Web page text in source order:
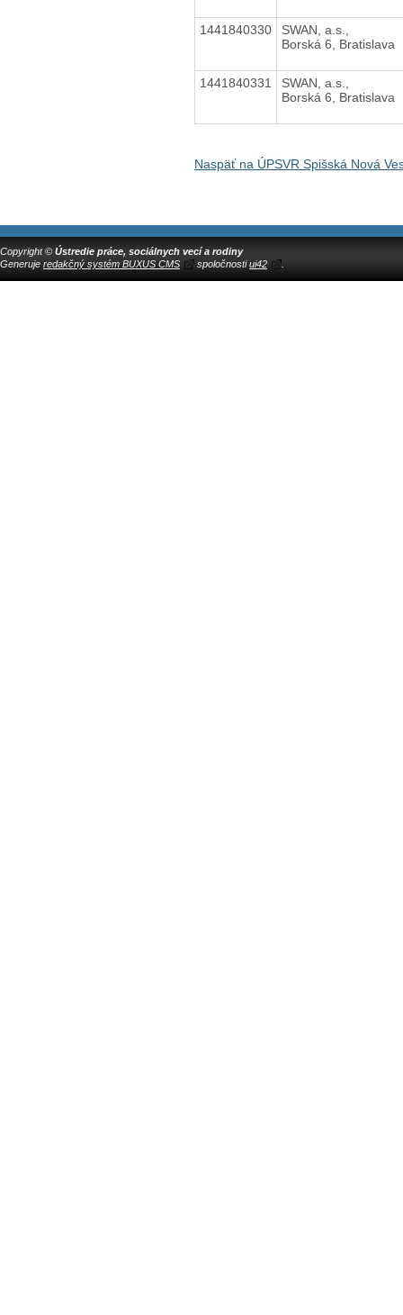
1441840330
SWAN, a.s.,
Borská 6, Bratislava
1441840331
SWAN, a.s.,
Borská 6, Bratislava
Naspäť na ÚPSVR Spišská Nová
Copyright © Ústredie práce, sociálnych vecí a rodiny
Generuje redakčný systém BUXUS CMS spoločnostiui42